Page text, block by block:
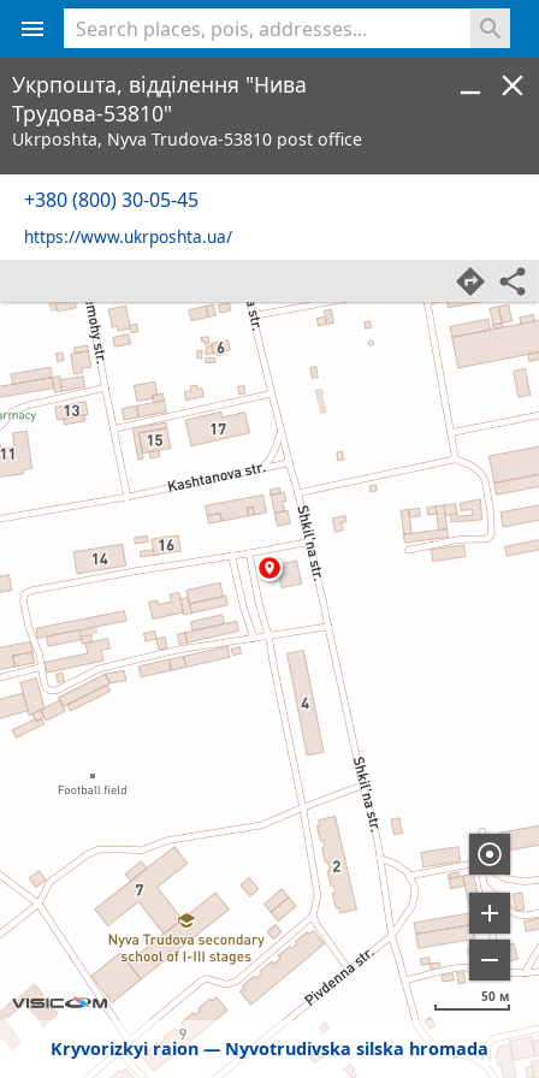
Kryvorizkyi raion Nyvotrudivska silska hromada
50 м
Укрпошта, відділення "Нива
Трудова-53810"
Ukrposhta, Nyva Trudova-53810 post office
+380 (800) 30-05-45
https://www.ukrposhta.ua/
<% console.log(hcard) %>